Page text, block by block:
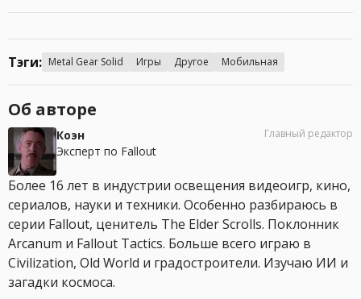
Тэги: Metal Gear Solid Игры Другое Мобильная
Об авторе
Коэн
Эксперт по Fallout
Главный редактор
Более 16 лет в индустрии освещения видеоигр, кино,
сериалов, науки и техники. Особенно разбираюсь в
серии Fallout, ценитель The Elder Scrolls. Поклонник
Arcanum и Fallout Tactics. Больше всего играю в
Civilization, Old World и градостроители. Изучаю ИИ и
загадки космоса.